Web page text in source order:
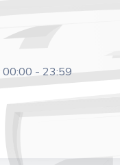
00:00 - 23:59